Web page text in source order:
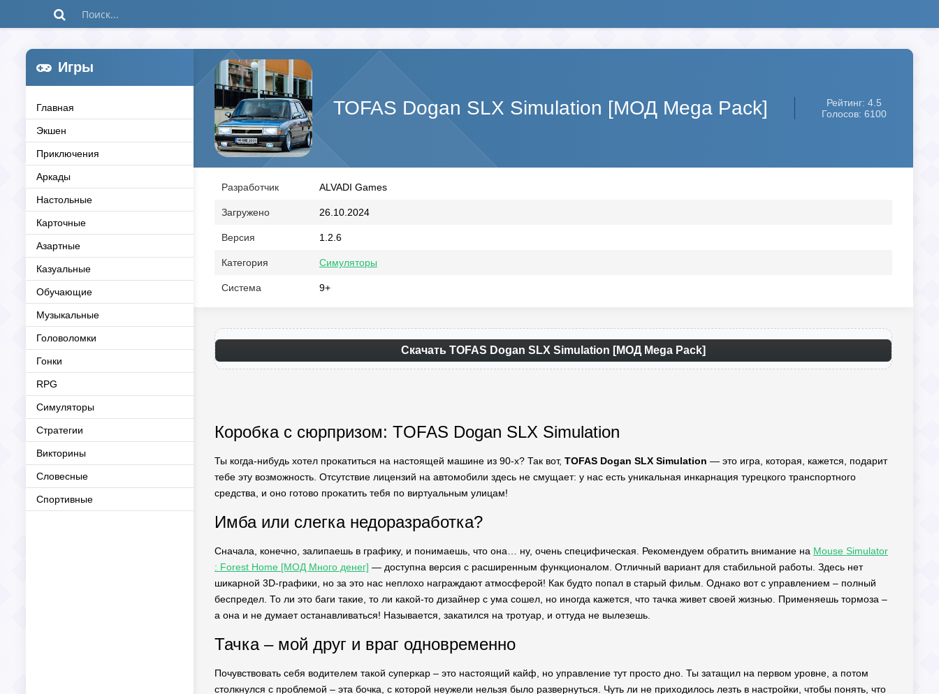
Игры
Главная
Экшен
Приключения
Аркады
Настольные
Карточные
Азартные
Казуальные
Обучающие
Музыкальные
Головоломки
Гонки
RPG
Симуляторы
Стратегии
Викторины
Словесные
Спортивные
TOFAS Dogan SLX Simulation [МОД Mega Pack]
Рейтинг: 4.5
Голосов: 6100
Разработчик ALVADI Games
Загружено 26.10.2024
Версия 1.2.6
Категория Симуляторы
Система 9+
Скачать TOFAS Dogan SLX Simulation [МОД Mega Pack]
Коробка с сюрпризом: TOFAS Dogan SLX Simulation
Ты когда-нибудь хотел прокатиться на настоящей машине из 90-х? Так вот, TOFAS Dogan SLX Simulation — это игра, которая, кажется, подарит
тебе эту возможность. Отсутствие лицензий на автомобили здесь не смущает: у нас есть уникальная инкарнация турецкого транспортного
средства, и оно готово прокатить тебя по виртуальным улицам!
Имба или слегка недоразработка?
Сначала, конечно, залипаешь в графику, и понимаешь, что она… ну, очень специфическая. Рекомендуем обратить внимание на Mouse Simulator
: Forest Home [МОД Много денег] — доступна версия с расширенным функционалом. Отличный вариант для стабильной работы. Здесь нет
шикарной 3D-графики, но за это нас неплохо награждают атмосферой! Как будто попал в старый фильм. Однако вот с управлением – полный
беспредел. То ли это баги такие, то ли какой-то дизайнер с ума сошел, но иногда кажется, что тачка живет своей жизнью. Применяешь тормоза –
а она и не думает останавливаться! Называется, закатился на тротуар, и оттуда не вылезешь.
Тачка – мой друг и враг одновременно
Почувствовать себя водителем такой суперкар – это настоящий кайф, но управление тут просто дно. Ты затащил на первом уровне, а потом
столкнулся с проблемой – эта бочка, с которой неужели нельзя было развернуться. Чуть ли не приходилось лезть в настройки, чтобы понять, что